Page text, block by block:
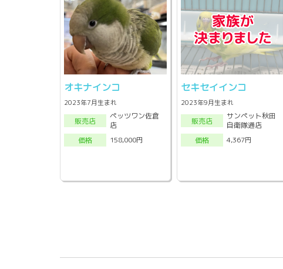
オキナインコ
2023年7月生まれ
販売店
ペッツワン佐倉
店
価格
158,000円
セキセイインコ
2023年9月生まれ
販売店
サンペット秋田
自衛隊通店
価格
4,367円